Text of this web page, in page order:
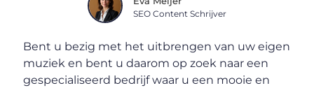
SEO Content Schrijver
Bent u bezig met het uitbrengen van uw eigen
muziek en bent u daarom op zoek naar een
gespecialiseerd bedrijf waar u een mooie en